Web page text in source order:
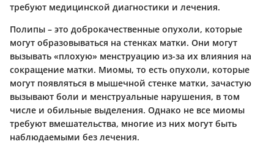
требуют медицинской диагностики и лечения.
Полипы – это доброкачественные опухоли, которые
могут образовываться на стенках матки. Они могут
вызывать «плохую» менструацию из-за их влияния на
сокращение матки. Миомы, то есть опухоли, которые
могут появляться в мышечной стенке матки, зачастую
вызывают боли и менструальные нарушения, в том
числе и обильные выделения. Однако не все миомы
требуют вмешательства, многие из них могут быть
наблюдаемыми без лечения.